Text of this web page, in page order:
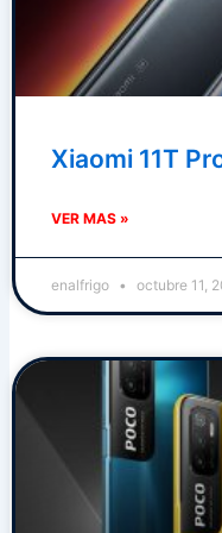
Xiaomi 11T
VER MAS »
enalfrigo octubre 11,